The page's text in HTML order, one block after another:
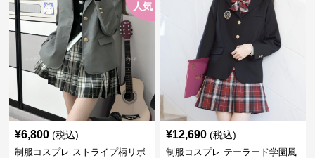
人気
¥6,800 (税込)
制服コスプレ ストライプ柄リボ
¥12,690 (税込)
制服コスプレ テーラード学園風